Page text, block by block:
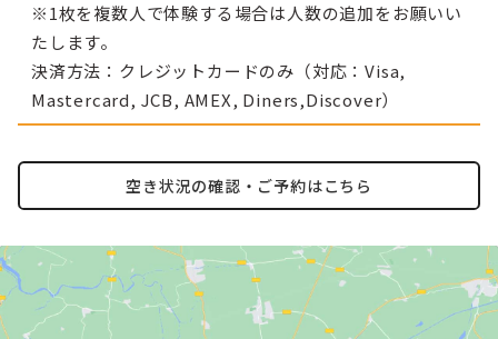
※1枚を複数人で体験する場合は人数の追加をお願いい
たします。
決済方法：クレジットカードのみ（対応：Visa,
Mastercard, JCB, AMEX, Diners,Discover）
空き状況の確認・ご予約はこちら